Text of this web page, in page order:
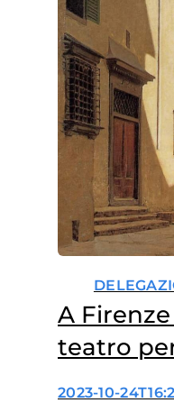
A
teatro
ricerca
2023-10-